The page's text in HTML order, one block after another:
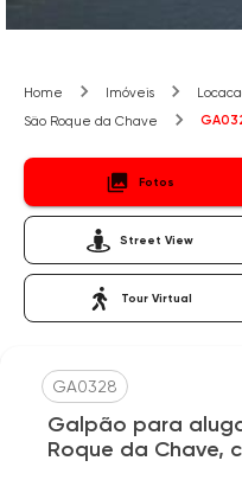
Home Imóveis
São Roque da Chave
Fotos
Street View
Tour Virtual
GA0328
Galpão para
Roque da Chave,